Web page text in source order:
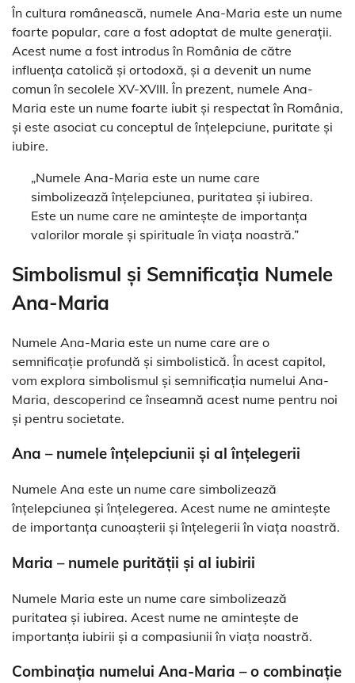
În cultura românească, numele Ana-Maria este un nume
foarte popular, care a fost adoptat de multe generații.
Acest nume a fost introdus în România de către
influența catolică și ortodoxă, și a devenit un nume
comun în secolele XV-XVIII. În prezent, numele Ana-
Maria este un nume foarte iubit și respectat în România,
și este asociat cu conceptul de înțelepciune, puritate și
iubire.
„Numele Ana-Maria este un nume care
simbolizează înțelepciunea, puritatea și iubirea.
Este un nume care ne amintește de importanța
valorilor morale și spirituale în viața noastră.”
Simbolismul și Semnificația Numele
Ana-Maria
Numele Ana-Maria este un nume care are o
semnificație profundă și simbolistică. În acest capitol,
vom explora simbolismul și semnificația numelui Ana-
Maria, descoperind ce înseamnă acest nume pentru noi
și pentru societate.
Ana – numele înțelepciunii și al înțelegerii
Numele Ana este un nume care simbolizează
înțelepciunea și înțelegerea. Acest nume ne amintește
de importanța cunoașterii și înțelegerii în viața noastră.
Maria – numele purității și al iubirii
Numele Maria este un nume care simbolizează
puritatea și iubirea. Acest nume ne amintește de
importanța iubirii și a compasiunii în viața noastră.
Combinația numelui Ana-Maria – o combinație